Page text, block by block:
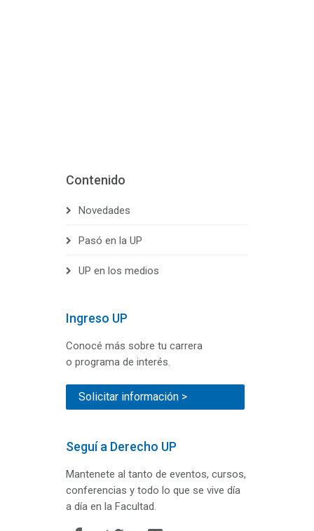
Contenido
Novedades
Pasó en la UP
UP en los medios
Ingreso UP
Conocé más sobre tu carrera
o programa de interés.
Solicitar información >
Seguí a Derecho UP
Mantenete al tanto de eventos, cursos,
conferencias y todo lo que se vive día
a día en la Facultad.